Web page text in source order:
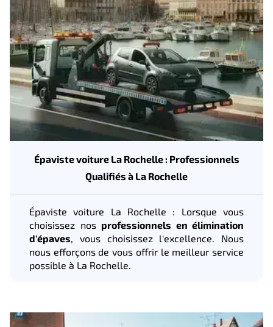
Épaviste voiture La Rochelle : Professionnels
Qualifiés à La Rochelle
Épaviste voiture La Rochelle : Lorsque vous
choisissez nos professionnels en élimination
d'épaves, vous choisissez l'excellence. Nous
nous efforçons de vous offrir le meilleur service
possible à La Rochelle.